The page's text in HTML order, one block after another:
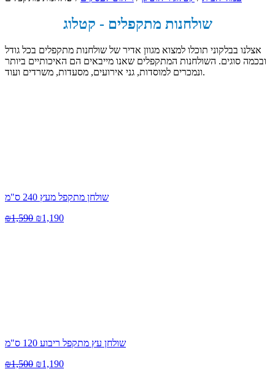
שולחנות מתקפלים - קטלוג
אצלנו בבלקוני תוכלו למצוא מגוון אדיר של שולחנות מתקפלים בכל גודל
ובכמה סוגים. השולחנות המתקפלים שאנו מייבאים הם האיכותיים ביותר
ונמכרים למוסדות, גני אירועים, מסעדות, משרדים ועוד.
שולחן מתקפל מעץ 240 ס"מ
₪1,590 ₪1,190
שולחן עץ מתקפל ריבוע 120 ס"מ
₪1,500 ₪1,190